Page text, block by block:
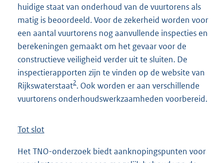
huidige staat van onderhoud van de vuurtorens als
matig is beoordeeld. Voor de zekerheid worden voor
een aantal vuurtorens nog aanvullende inspecties en
berekeningen gemaakt om het gevaar voor de
constructieve veiligheid verder uit te sluiten. De
inspectierapporten zijn te vinden op de website van
Rijkswaterstaat2. Ook worden er aan verschillende
vuurtorens onderhoudswerkzaamheden voorbereid.
Tot slot
Het TNO-onderzoek biedt aanknopingspunten voor